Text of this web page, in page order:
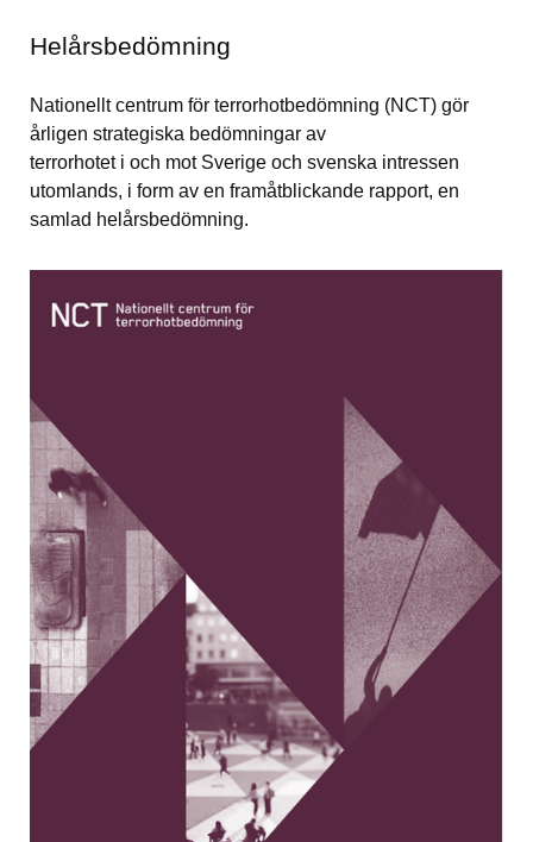
Helårsbedömning
Nationellt centrum för terrorhotbedömning (NCT) gör
årligen strategiska bedömningar av
terrorhotet i och mot Sverige och svenska intressen
utomlands, i form av en framåtblickande rapport, en
samlad helårsbedömning.